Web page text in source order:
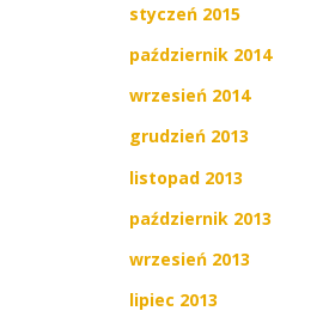
styczeń 2015
październik 2014
wrzesień 2014
grudzień 2013
listopad 2013
październik 2013
wrzesień 2013
lipiec 2013